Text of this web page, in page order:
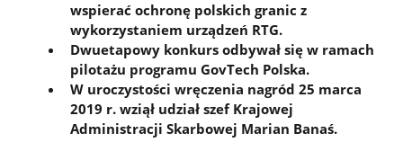
wspierać ochronę polskich granic z
wykorzystaniem urządzeń RTG.
Dwuetapowy konkurs odbywał się w ramach
pilotażu programu GovTech Polska.
W uroczystości wręczenia nagród 25 marca
2019 r. wziął udział szef Krajowej
Administracji Skarbowej Marian Banaś.